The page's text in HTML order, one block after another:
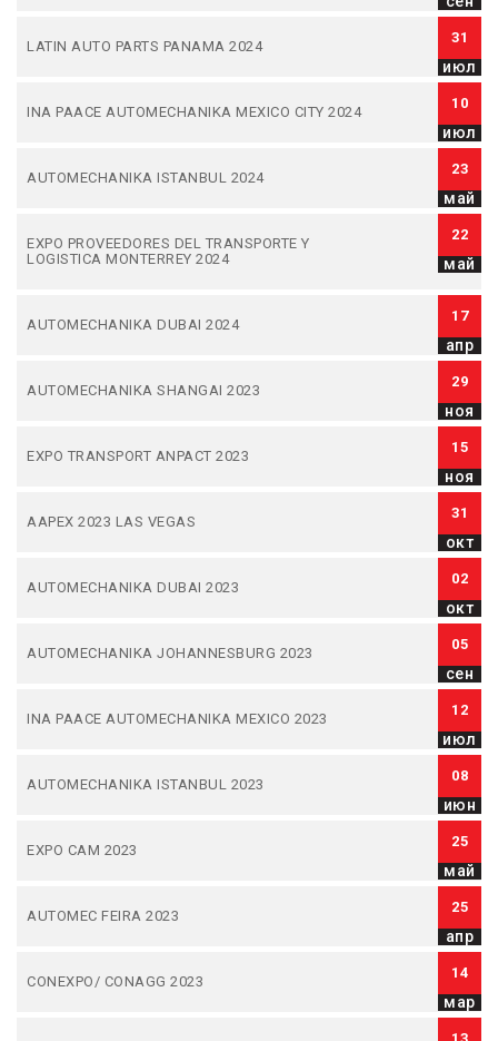
LATIN AUTO PARTS PANAMA 2024
31
июл
INA PAACE AUTOMECHANIKA MEXICO CITY 2024
10
июл
AUTOMECHANIKA ISTANBUL 2024
23
май
EXPO PROVEEDORES DEL TRANSPORTE Y
LOGISTICA MONTERREY 2024
22
май
AUTOMECHANIKA DUBAI 2024
17
апр
AUTOMECHANIKA SHANGAI 2023
29
ноя
EXPO TRANSPORT ANPACT 2023
15
ноя
AAPEX 2023 LAS VEGAS
31
окт
AUTOMECHANIKA DUBAI 2023
02
окт
AUTOMECHANIKA JOHANNESBURG 2023
05
сен
INA PAACE AUTOMECHANIKA MEXICO 2023
12
июл
AUTOMECHANIKA ISTANBUL 2023
08
июн
EXPO CAM 2023
25
май
AUTOMEC FEIRA 2023
25
апр
CONEXPO/ CONAGG 2023
14
мар